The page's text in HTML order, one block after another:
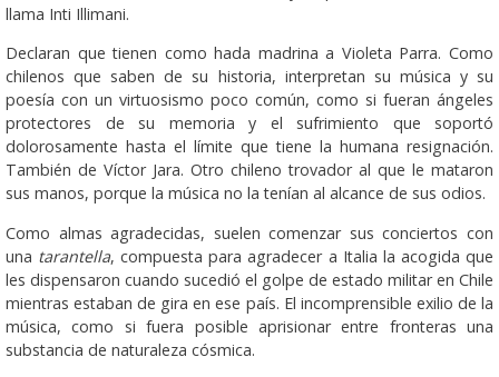
llama Inti Illimani.
Declaran que tienen como hada madrina a Violeta Parra. Como
chilenos que saben de su historia, interpretan su música y su
poesía con un virtuosismo poco común, como si fueran ángeles
protectores de su memoria y el sufrimiento que soportó
dolorosamente hasta el límite que tiene la humana resignación.
También de Víctor Jara. Otro chileno trovador al que le mataron
sus manos, porque la música no la tenían al alcance de sus odios.
Como almas agradecidas, suelen comenzar sus conciertos con
una tarantella, compuesta para agradecer a Italia la acogida que
les dispensaron cuando sucedió el golpe de estado militar en Chile
mientras estaban de gira en ese país. El incomprensible exilio de la
música, como si fuera posible aprisionar entre fronteras una
substancia de naturaleza cósmica.